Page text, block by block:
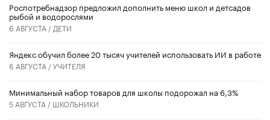
Роспотребнадзор предложил дополнить меню школ и детсадов
рыбой и водорослями
6 АВГУСТА / ДЕТИ
​Яндекс обучил более 20 тысяч учителей использовать ИИ в работе
6 АВГУСТА /УЧИТЕЛЯ
Минимальный набор товаров для школы подорожал на 6,3%
5 АВГУСТА / ШКОЛЬНИКИ